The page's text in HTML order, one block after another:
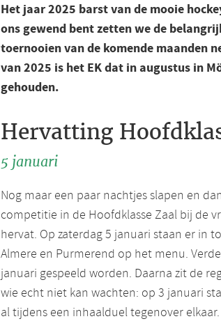
Het jaar 2025 barst van de mooie
ons gewend bentzetten we de
toernooien van de komende maanden
van 2025 is het EK dat in augustus in
gehouden.
Hervatting
5 januari
Nog maar een paar nachtjes slapen en
competitie in de Hoofdklasse Zaal bij de
hervat. Op zaterdag 5 januari staan er in
Almere en Purmerend op het menu.
januari gespeeld worden. Daarna zit de
wie echt niet kan wachten: op 3 januari
al tijdens een inhaalduel tegenover elkaar.